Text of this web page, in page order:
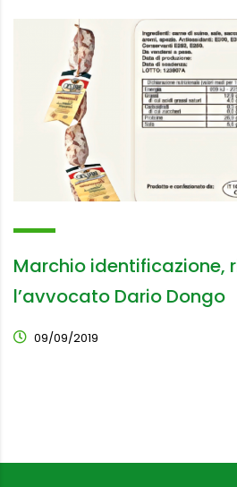
Marchio identificazione,
l’avvocato Dario Dongo
09/09/2019